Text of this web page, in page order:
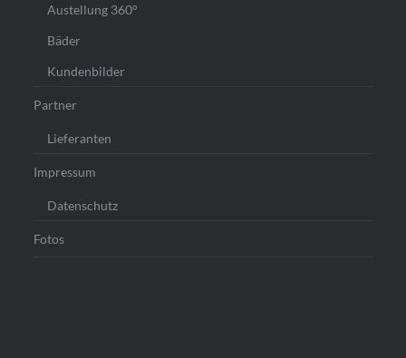
Austellung 360°
Bäder
Kundenbilder
Partner
Lieferanten
Impressum
Datenschutz
Fotos